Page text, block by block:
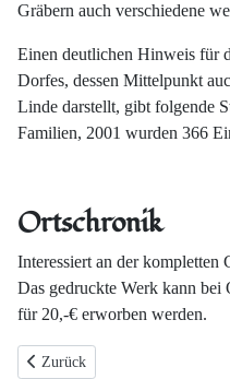
Gräbern auch verschiedene
Einen deutlichen Hinweis für
Dorfes, dessen Mittelpunkt
Linde darstellt, gibt folgende
Familien, 2001 wurden 366
Ortschronik
Interessiert an der kompletten
Das gedruckte Werk kann
für 20,-€ erworben werden.
Vorheriger Beitrag: Das
Zurück